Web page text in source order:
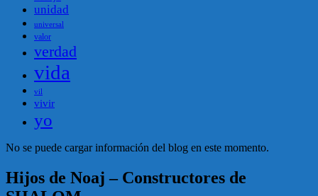
unidad
universal
valor
verdad
vida
vil
vivir
yo
No se puede cargar información del blog en este momento.
Hijos de Noaj – Constructores de